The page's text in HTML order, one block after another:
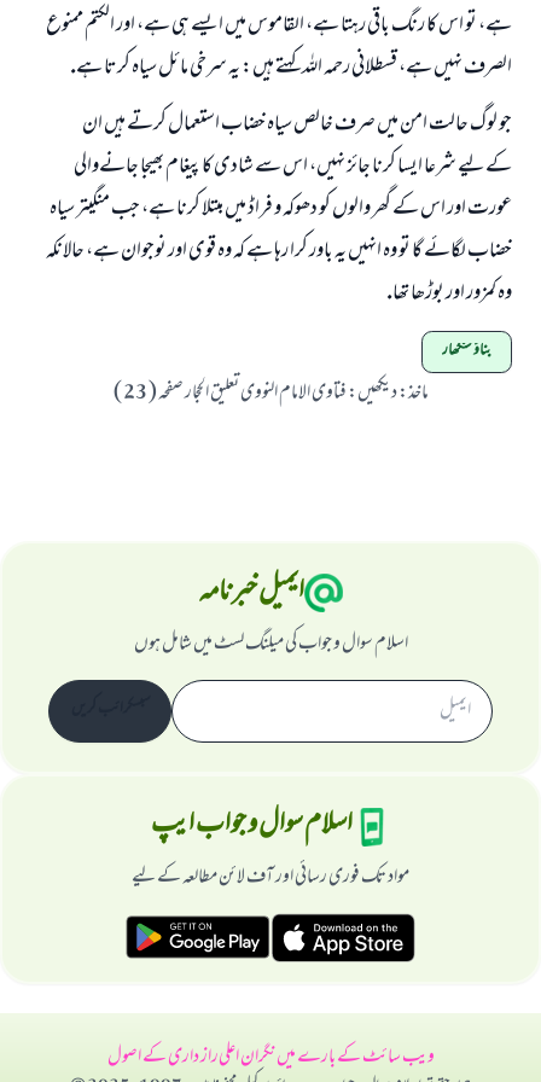
ہے، تو اس كا رنگ باقى رہتا ہے، القاموس ميں ايسے ہى ہے، اور الكتم ممنوع
الصرف نہيں ہے، قسطلانى رحمہ اللہ كہتے ہيں: يہ سرخى مائل سياہ كرتا ہے.
جو لوگ حالت امن ميں صرف خالص سياہ خضاب استعمال كرتے ہيں ان
كےليے شرعا ايسا كرنا جائز نہيں، اس سے شادى كا پيغام بھيجا جانےوالى
عورت اور اس كے گھر والوں كو دھوكہ و فراڈ ميں مبتلا كرنا ہے، جب منگيتر سياہ
خضاب لگائے گا تو وہ انہيں يہ باور كرا رہا ہے كہ وہ قوى اور نوجوان ہے، حالانكہ
وہ كمزور اور بوڑھا تھا.
بناؤ سنگھار
ماخذ:ديكھيں: فتاوى الامام النووى تعليق الحجار صفحہ ( 23 )
ایمیل خبرنامہ
اسلام سوال و جواب کی میلنگ لسٹ میں شامل ہوں
اسلام سوال و جواب ایپ
مواد تک فوری رسائی اور آف لائن مطالعہ کے لیے
ویب سائٹ کے بارے میںنگران اعلیراز داری کے اصول